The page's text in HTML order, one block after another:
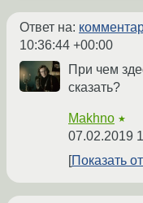
Ответ на:
10:36:44 +00:00
При чем
сказать?
Makhno ★
07.02.2019
Показать